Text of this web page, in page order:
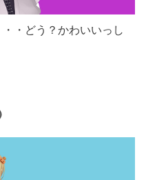
・どう？かわいいっし